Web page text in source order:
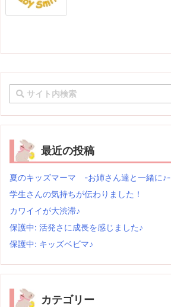
最近の投稿
夏のキッズマーマ -お姉さん達と一緒に♪-
学生さんの気持ちが伝わりました！
カワイイが大渋滞♪
保護中: 活発さに成長を感じました♪
保護中: キッズベビマ♪
カテゴリー